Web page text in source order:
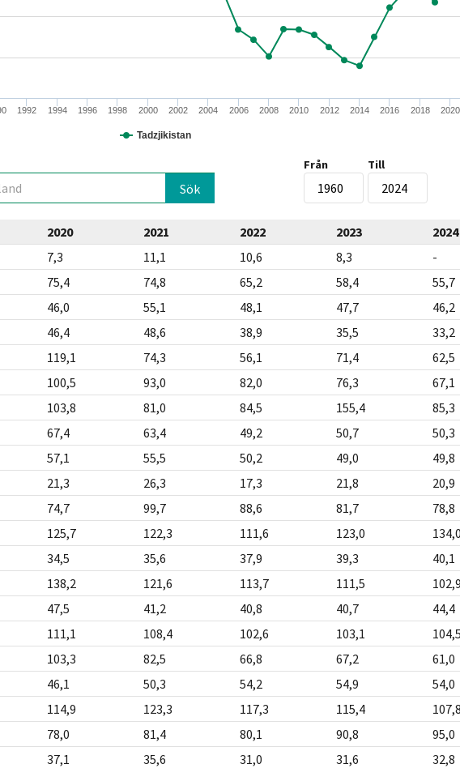
Tadzjikistan
1992 1994 1996 1998 2000 2002 2004 2006 2008 2010 2012 2014 2016 2018 2020
Från Till
2020 2021 2022 2023 2024
7,3 11,1 10,6 8,3 -
75,4 74,8 65,2 58,4 55,7
46,0 55,1 48,1 47,7 46,2
46,4 48,6 38,9 35,5 33,2
119,1 74,3 56,1 71,4 62,5
100,5 93,0 82,0 76,3 67,1
103,8 81,0 84,5 155,4 85,3
67,4 63,4 49,2 50,7 50,3
57,1 55,5 50,2 49,0 49,8
21,3 26,3 17,3 21,8 20,9
74,7 99,7 88,6 81,7 78,8
125,7 122,3 111,6 123,0 134,0
34,5 35,6 37,9 39,3 40,1
138,2 121,6 113,7 111,5 102,9
47,5 41,2 40,8 40,7 44,4
111,1 108,4 102,6 103,1 104,5
103,3 82,5 66,8 67,2 61,0
46,1 50,3 54,2 54,9 54,0
114,9 123,3 117,3 115,4 107,8
78,0 81,4 80,1 90,8 95,0
37,1 35,6 31,0 31,6 32,8